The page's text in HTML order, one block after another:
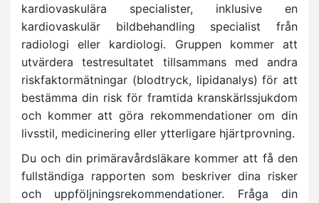
kardiovaskulära specialister, inklusive en
kardiovaskulär bildbehandling specialist från
radiologi eller kardiologi. Gruppen kommer att
utvärdera testresultatet tillsammans med andra
riskfaktormätningar (blodtryck, lipidanalys) för att
bestämma din risk för framtida kranskärlssjukdom
och kommer att göra rekommendationer om din
livsstil, medicinering eller ytterligare hjärtprovning.
Du och din primäravårdsläkare kommer att få den
fullständiga rapporten som beskriver dina risker
och uppföljningsrekommendationer. Fråga din